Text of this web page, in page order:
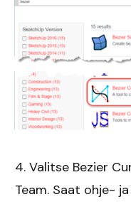
4. Valitse Bezier
Team. Saat ohje-